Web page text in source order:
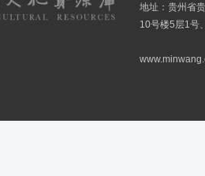
地址：贵州省
10号楼5层1号